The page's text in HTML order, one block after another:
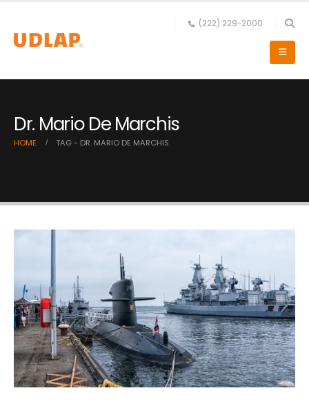
(222) 229-2000
Dr. Mario De Marchis
HOME TAG - DR. MARIO DE MARCHIS